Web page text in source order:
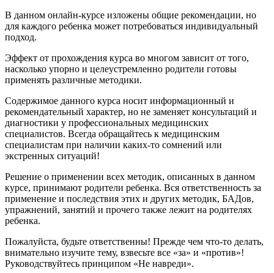
В данном онлайн-курсе изложены общие рекомендации, но
для каждого ребенка может потребоваться индивидуальный
подход.
Эффект от прохождения курса во многом зависит от того,
насколько упорно и целеустремленно родители готовы
применять различные методики.
Содержимое данного курса носит информационный и
рекомендательный характер, но не заменяет консультаций и
диагностики у профессиональных медицинских
специалистов. Всегда обращайтесь к медицинским
специалистам при наличии каких-то сомнений или
экстренных ситуаций!
Решение о применении всех методик, описанных в данном
курсе, принимают родители ребенка. Вся ответственность за
применение и последствия этих и других методик, БАДов,
упражнений, занятий и прочего также лежит на родителях
ребенка.
Пожалуйста, будьте ответственны! Прежде чем что-то делать,
внимательно изучите тему, взвесьте все «за» и «против»!
Руководствуйтесь принципом «Не навреди».